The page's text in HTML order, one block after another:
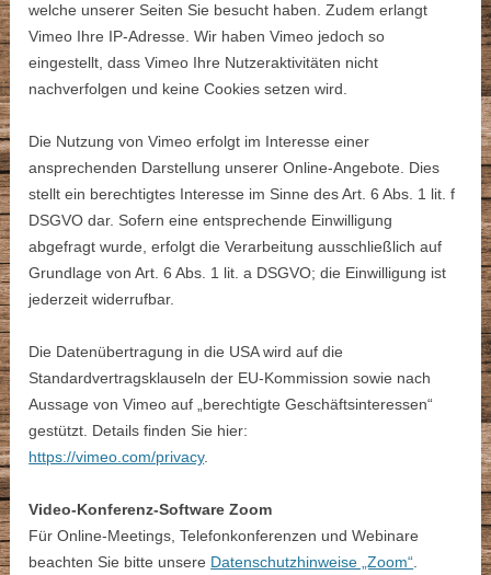
welche unserer Seiten Sie besucht haben. Zudem erlangt
Vimeo Ihre IP-Adresse. Wir haben Vimeo jedoch so
eingestellt, dass Vimeo Ihre Nutzeraktivitäten nicht
nachverfolgen und keine Cookies setzen wird.
Die Nutzung von Vimeo erfolgt im Interesse einer
ansprechenden Darstellung unserer Online-Angebote. Dies
stellt ein berechtigtes Interesse im Sinne des Art. 6 Abs. 1 lit. f
DSGVO dar. Sofern eine entsprechende Einwilligung
abgefragt wurde, erfolgt die Verarbeitung ausschließlich auf
Grundlage von Art. 6 Abs. 1 lit. a DSGVO; die Einwilligung ist
jederzeit widerrufbar.
Die Datenübertragung in die USA wird auf die
Standardvertragsklauseln der EU-Kommission sowie nach
Aussage von Vimeo auf „berechtigte Geschäftsinteressen“
gestützt. Details finden Sie hier:
https://vimeo.com/privacy.
Video-Konferenz-Software Zoom
Für Online-Meetings, Telefonkonferenzen und Webinare
beachten Sie bitte unsere Datenschutzhinweise „Zoom“.